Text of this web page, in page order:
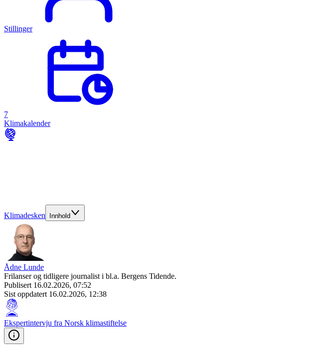
Stillinger
7
Klimakalender
Klimadesken Innhold
Ådne Lunde
Frilanser og tidligere journalist i bl.a. Bergens Tidende.
Publisert 16.02.2026, 07:52
Sist oppdatert 16.02.2026, 12:38
Ekspert­intervju fra Norsk klimastiftelse